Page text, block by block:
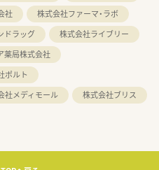
社
株式会社ファーマ・ラボ
ドラッグ
株式会社ライブリー
薬局株式会社
ポルト
社メディモール 株式会社ブリス